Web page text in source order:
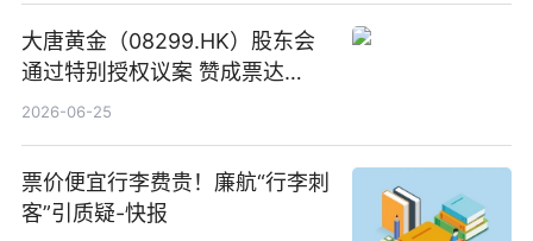
大唐黄金（08299.HK）股东会
通过特别授权议案 赞成票达
100%_新动态
2026-06-25
票价便宜行李费贵！廉航“行李刺
客”引质疑-快报